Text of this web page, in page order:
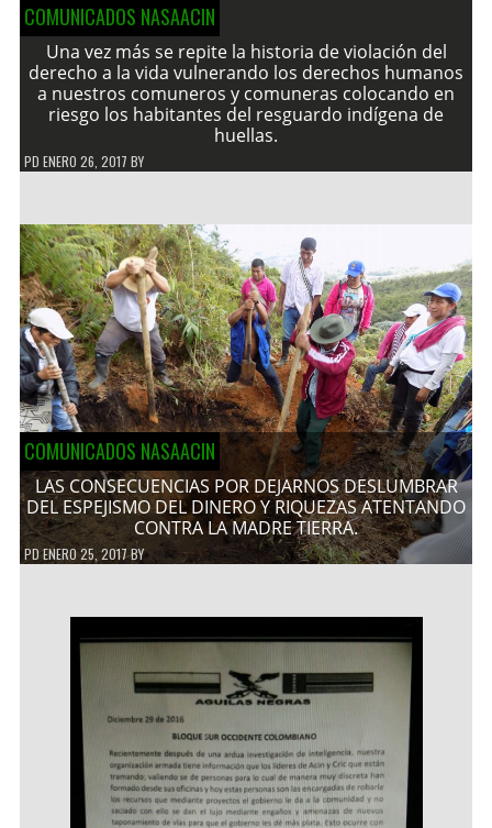
COMUNICADOS NASAACIN
Una vez más se repite la historia de violación del
derecho a la vida vulnerando los derechos humanos
a nuestros comuneros y comuneras colocando en
riesgo los habitantes del resguardo indígena de
huellas.
PD ENERO 26, 2017 BY
COMUNICADOS NASAACIN
LAS CONSECUENCIAS POR DEJARNOS DESLUMBRAR
DEL ESPEJISMO DEL DINERO Y RIQUEZAS ATENTANDO
CONTRA LA MADRE TIERRA.
PDENERO 25, 2017BY